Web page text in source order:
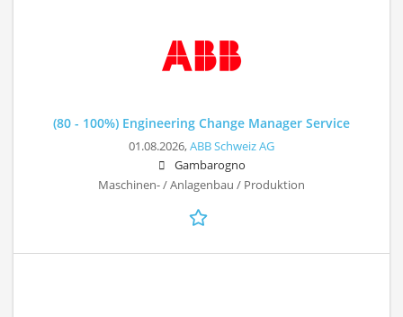
(80 - 100%) Engineering Change Manager Service
01.08.2026,ABB Schweiz AG
Gambarogno
Maschinen- / Anlagenbau / Produktion